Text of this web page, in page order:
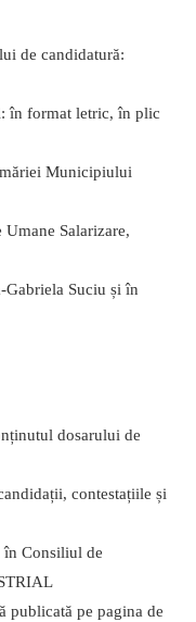
de candidatură:
în format letric, în plic
Municipiului
Salarizare,
Gabriela Suciu și în
dosarului de
contestațiile și
în Consiliul de
publicată pe pagina de